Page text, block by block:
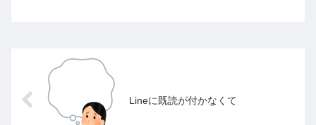
Lineに既読が付かなくて